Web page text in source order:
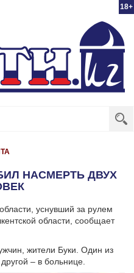
18+
НАСМЕРТЬ ДВУХ
уснувший за рулем
области, сообщает
жители Буки. Один из
– в больнице.